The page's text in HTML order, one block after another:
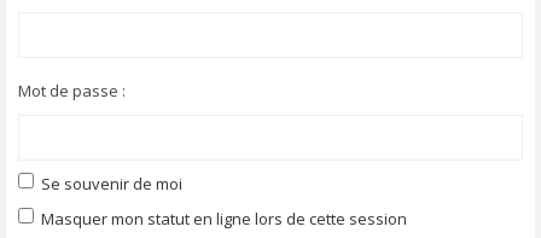
Mot de passe :
Se souvenir de moi
Masquer mon statut en ligne lors de cette session